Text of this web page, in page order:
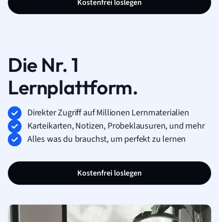
Kostenfrei loslegen
Die Nr. 1
Lernplattform.
Direkter Zugriff auf Millionen Lernmaterialien
Karteikarten, Notizen, Probeklausuren, und mehr
Alles was du brauchst, um perfekt zu lernen
Kostenfrei loslegen